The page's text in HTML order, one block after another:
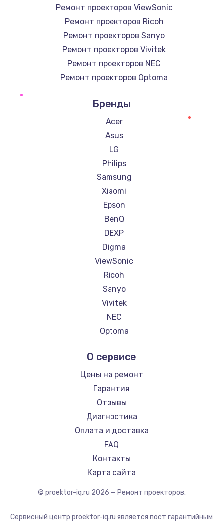
Ремонт проекторов ViewSonic
Ремонт проекторов Ricoh
Ремонт проекторов Sanyo
Ремонт проекторов Vivitek
Ремонт проекторов NEC
Ремонт проекторов Optoma
Ремонт проекторов Infocus
Ремонт проекторов Barco
Ремонт проекторов Xgimi
Ремонт проекторов Canon
Ремонт проекторов JVC
Ремонт проекторов Casio
Ремонт проекторов Hiper
Ремонт проекторов HITACHI
Ремонт проекторов Panasonic
Ремонт проекторов Hisense
Бренды
Acer
Asus
LG
Philips
Samsung
Xiaomi
Epson
BenQ
DEXP
Digma
ViewSonic
Ricoh
Sanyo
Vivitek
NEC
Optoma
Infocus
Barco
Xgimi
Canon
JVC
Casio
Hiper
HITACHI
Panasonic
О сервисе
Цены на ремонт
Гарантия
Отзывы
Диагностика
Оплата и доставка
FAQ
Контакты
Карта сайта
© proektor-iq.ru 2026 — Ремонт проекторов.
Сервисный центр proektor-iq.ru является пост гарантийным